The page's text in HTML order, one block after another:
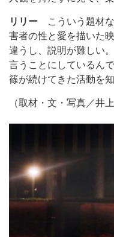
リリー こういう題材
害者の性と愛を描いた
違うし、説明が難しい
言うことにしているん
篠が続けてきた活動を
（取材・文・写真／井上